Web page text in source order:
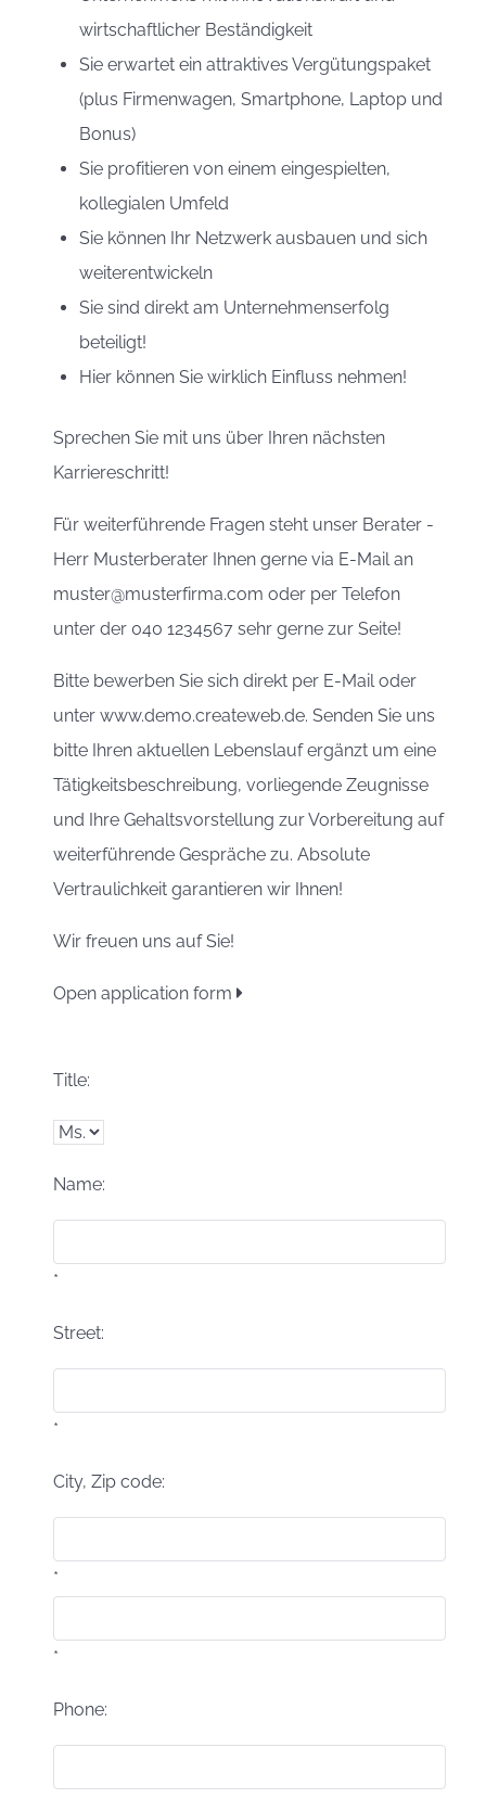
wirtschaftlicher Beständigkeit
Sie erwartet ein attraktives Vergütungspaket
(plus Firmenwagen, Smartphone, Laptop und
Bonus)
Sie profitieren von einem eingespielten,
kollegialen Umfeld
Sie können Ihr Netzwerk ausbauen und sich
weiterentwickeln
Sie sind direkt am Unternehmenserfolg
beteiligt!
Hier können Sie wirklich Einfluss nehmen!
Sprechen Sie mit uns über Ihren nächsten
Karriereschritt!
Für weiterführende Fragen steht unser Berater -
Herr Musterberater Ihnen gerne via E-Mail an
muster@musterfirma.com oder per Telefon
unter der 040 1234567 sehr gerne zur Seite!
Bitte bewerben Sie sich direkt per E-Mail oder
unter www.demo.createweb.de. Senden Sie uns
bitte Ihren aktuellen Lebenslauf ergänzt um eine
Tätigkeitsbeschreibung, vorliegende Zeugnisse
und Ihre Gehaltsvorstellung zur Vorbereitung auf
weiterführende Gespräche zu. Absolute
Vertraulichkeit garantieren wir Ihnen!
Wir freuen uns auf Sie!
Open application form
Title:
Name:
*
Street:
*
City, Zip code:
*
*
Phone: